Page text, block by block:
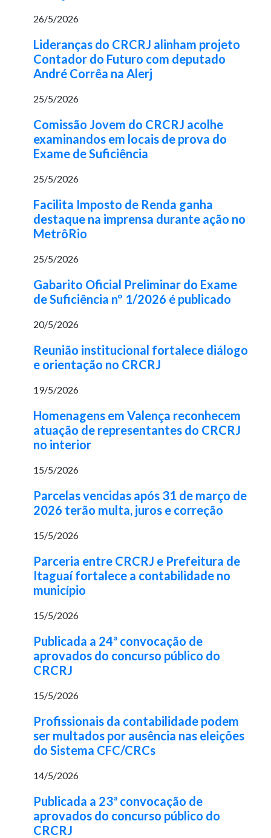
26/5/2026
Lideranças do CRCRJ alinham projeto
Contador do Futuro com deputado
André Corrêa na Alerj
25/5/2026
Comissão Jovem do CRCRJ acolhe
examinandos em locais de prova do
Exame de Suficiência
25/5/2026
Facilita Imposto de Renda ganha
destaque na imprensa durante ação no
MetrôRio
25/5/2026
Gabarito Oficial Preliminar do Exame
de Suficiência nº 1/2026 é publicado
20/5/2026
Reunião institucional fortalece diálogo
e orientação no CRCRJ
19/5/2026
Homenagens em Valença reconhecem
atuação de representantes do CRCRJ
no interior
15/5/2026
Parcelas vencidas após 31 de março de
2026 terão multa, juros e correção
15/5/2026
Parceria entre CRCRJ e Prefeitura de
Itaguaí fortalece a contabilidade no
município
15/5/2026
Publicada a 24ª convocação de
aprovados do concurso público do
CRCRJ
15/5/2026
Profissionais da contabilidade podem
ser multados por ausência nas eleições
do Sistema CFC/CRCs
14/5/2026
Publicada a 23ª convocação de
aprovados do concurso público do
CRCRJ